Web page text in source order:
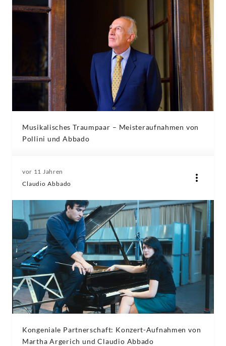
Musikalisches Traumpaar – Meisteraufnahmen von
Pollini und Abbado
vor 11 Jahren
Claudio Abbado
Kongeniale Partnerschaft: Konzert-Aufnahmen von
Martha Argerich und Claudio Abbado